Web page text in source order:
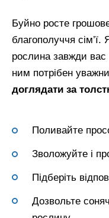
Буйно росте
благополуччя
рослина завжди вас
ним потрібен
доглядати за
Поливайте
Зволожуйте і
Підберіть
Дозвольте